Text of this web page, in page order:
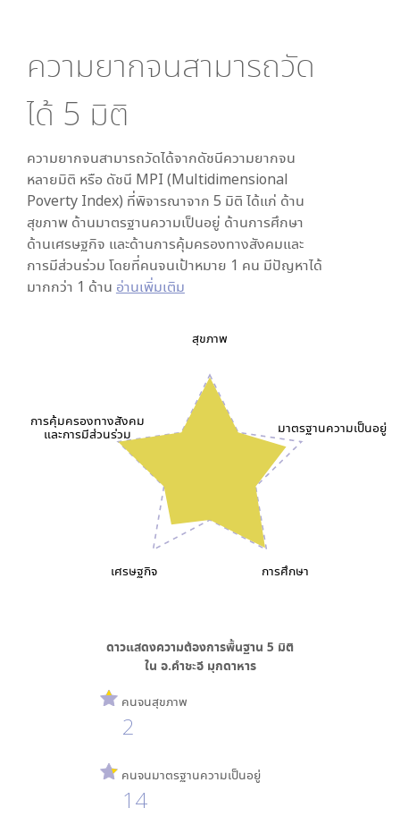
ความยากจนสามารถวัด
ได้ 5 มิติ
ความยากจนสามารถวัดได้จากดัชนีความยากจน
หลายมิติ หรือ ดัชนี MPI (Multidimensional
Poverty Index) ที่พิจารณาจาก 5 มิติ ได้แก่ ด้าน
สุขภาพ ด้านมาตรฐานความเป็นอยู่ ด้านการศึกษา
ด้านเศรษฐกิจ และด้านการคุ้มครองทางสังคมและ
การมีส่วนร่วม โดยที่คนจนเป้าหมาย 1 คน มีปัญหาได้
มากกว่า 1 ด้าน อ่านเพิ่มเติม
สุขภาพ
มาตรฐานความเป็นอยู่
การศึกษา
เศรษฐกิจ
การคุ้มครองทางสังคม
และการมีส่วนร่วม
ดาวแสดงความต้องการพื้นฐาน 5 มิติ
ใน อ.คำชะอี มุกดาหาร
คนจนสุขภาพ
2
คนจนมาตรฐานความเป็นอยู่
14